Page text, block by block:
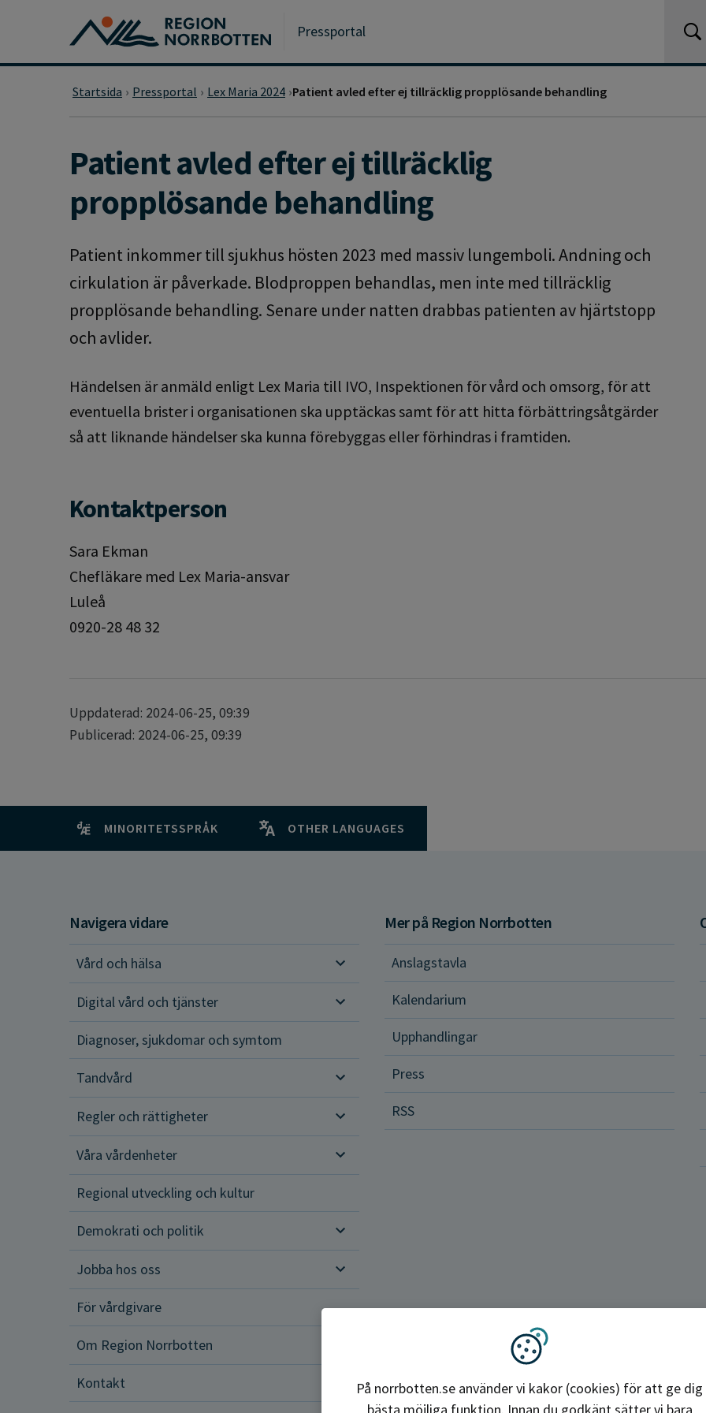
Gå till huvudmeny
Gå till övergripande innehåll
Pressportal
Startsida Pressportal Lex Maria 2024 Patient avled efter ej tillräcklig propplösande behandling
Patient avled efter ej tillräcklig
propplösande behandling
Patient inkommer till sjukhus hösten 2023 med massiv lungemboli. Andning och
cirkulation är påverkade. Blodproppen behandlas, men inte med tillräcklig
propplösande behandling. Senare under natten drabbas patienten av hjärtstopp
och avlider.
Händelsen är anmäld enligt Lex Maria till IVO, Inspektionen för vård och omsorg, för att
eventuella brister i organisationen ska upptäckas samt för att hitta förbättringsåtgärder
så att liknande händelser ska kunna förebyggas eller förhindras i framtiden.
Kontaktperson
Sara Ekman
Chefläkare med Lex Maria-ansvar
Luleå
0920-28 48 32
Uppdaterad: 2024-06-25, 09:39
Publicerad: 2024-06-25, 09:39
MINORITETSSPRÅK OTHER LANGUAGES
Navigera vidare
Vård och hälsa
Vård och hälsa
Digital vård och tjänster
Diagnoser, sjukdomar och symtom
Tandvård
Regler och rättigheter
Regler och rättigheter
Våra vårdenheter
Regional utveckling och kultur
Demokrati och politik
Jobba hos oss
För vårdgivare
Om Region Norrbotten
Kontakt
Mer på Region Norrbotten
Anslagstavla
Kalendarium
Upphandlingar
Press
RSS
Vi använder kakor
På norrbotten.se använder vi kakor (cookies) för att ge dig